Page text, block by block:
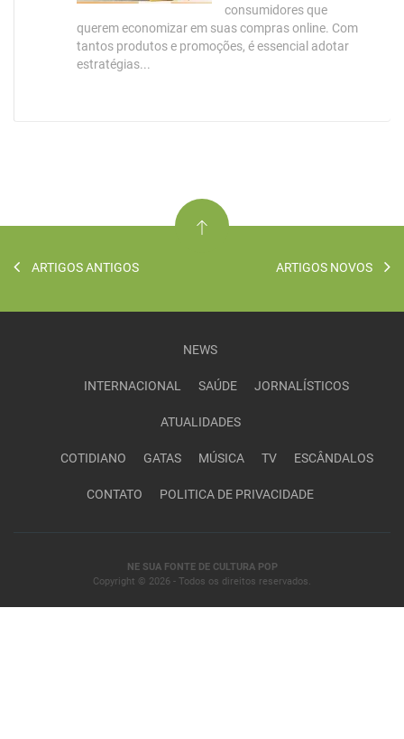
consumidores que
querem economizar em suas compras online. Com
tantos produtos e promoções, é essencial adotar
estratégias...
ARTIGOS ANTIGOS ARTIGOS NOVOS
NEWS
INTERNACIONAL SAÚDE JORNALÍSTICOS
ATUALIDADES
COTIDIANO GATAS MÚSICA TV ESCÂNDALOS
CONTATO POLITICA DE PRIVACIDADE
NE SUA FONTE DE CULTURA POP
Copyright © 2026 - Todos os direitos reservados.